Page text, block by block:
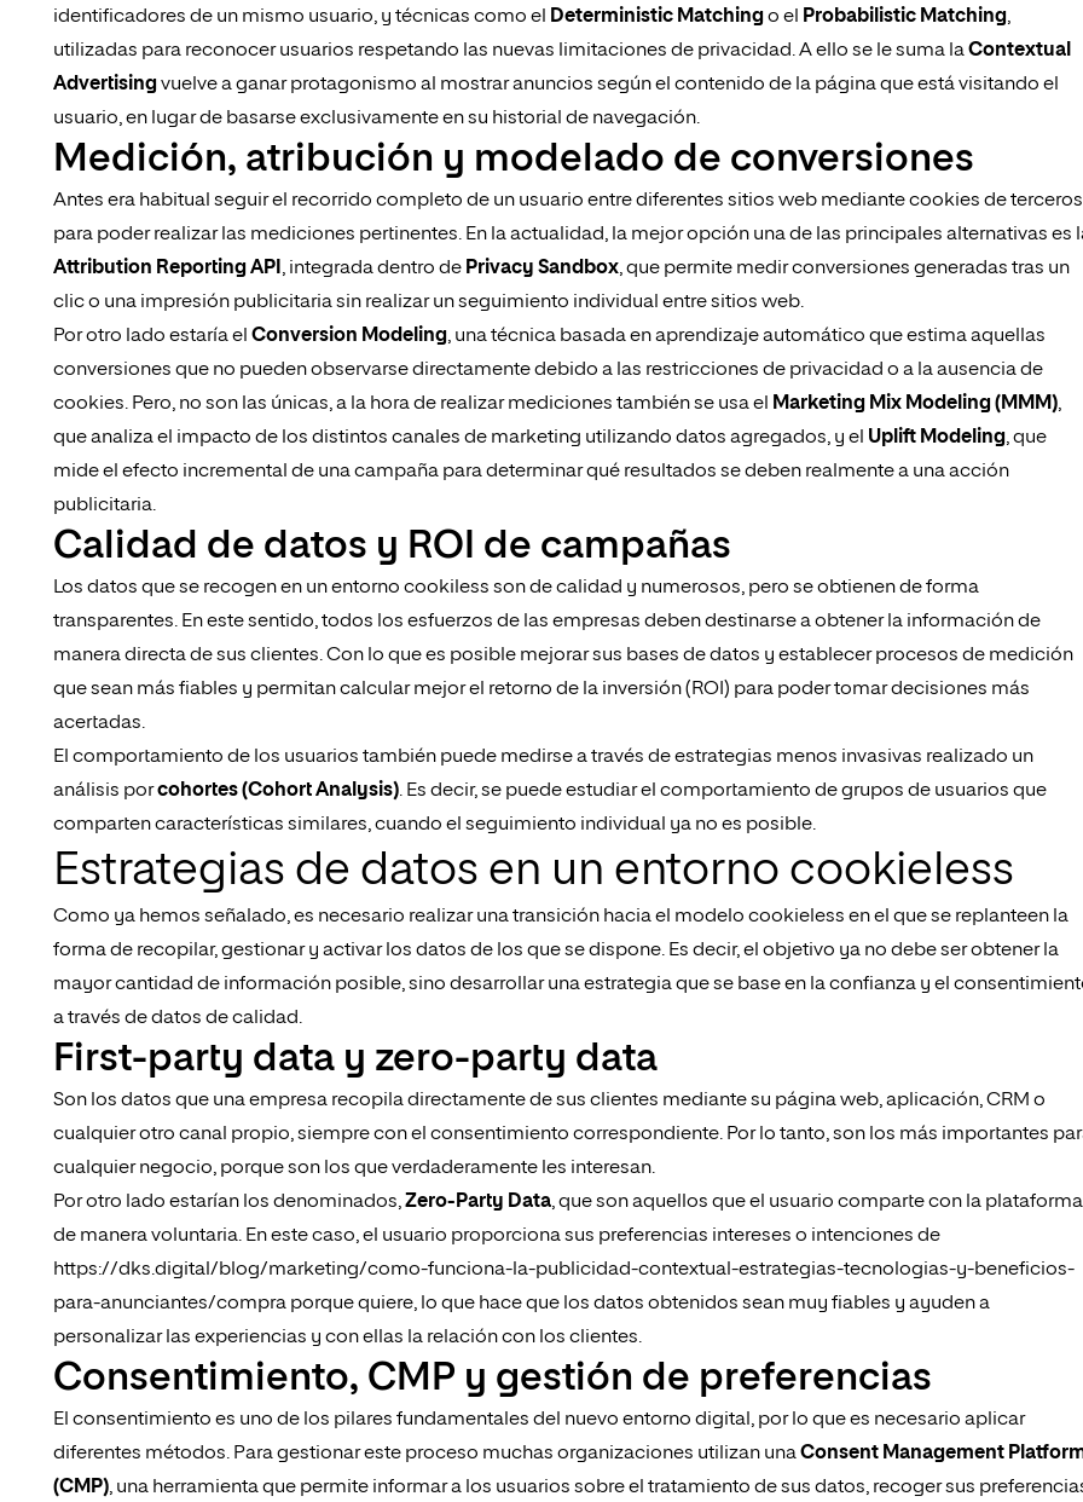
identificadores de un mismo usuario, y técnicas como el
Deterministic Matchingo el Probabilistic Matching,
utilizadas para reconocer usuarios respetando las nuevas limitaciones de privacidad. A ello se le suma laContextual
Advertisingvuelve a ganar protagonismo al mostrar anuncios según el contenido de la página que está visitando el
usuario, en lugar de basarse exclusivamente en su historial de navegación.
Medición, atribución y modelado de conversiones
Antes era habitual seguir el recorrido completo de un usuario entre diferentes sitios web mediante cookies de terceros
para poder realizar las mediciones pertinentes. En la actualidad, la mejor opción una de las principales alternativas es
Attribution Reporting API , integrada dentro de Privacy Sandbox, que permite medir conversiones generadas tras un
clic o una impresión publicitaria sin realizar un seguimiento individual entre sitios web.
Por otro lado estaría el Conversion Modeling, una técnica basada en aprendizaje automático que estima aquellas
conversiones que no pueden observarse directamente debido a las restricciones de privacidad o a la ausencia de
cookies. Pero, no son las únicas, a la hora de realizar mediciones también se usa el
Marketing Mix Modeling (MMM),
que analiza el impacto de los distintos canales de marketing utilizando datos agregados, y el Uplift Modeling, que
mide el efecto incremental de una campaña para determinar qué resultados se deben realmente a una acción
publicitaria.
Calidad de datos y ROI de campañas
Los datos que se recogen en un entorno cookiless son de calidad y numerosos, pero se obtienen de forma
transparentes. En este sentido, todos los esfuerzos de las empresas deben destinarse a obtener la información de
manera directa de sus clientes. Con lo que es posible mejorar sus bases de datos y establecer procesos de medición
que sean más fiables y permitan calcular mejor el retorno de la inversión (ROI) para poder tomar decisiones más
acertadas.
El comportamiento de los usuarios también puede medirse a través de estrategias menos invasivas realizado un
análisis porcohortes (Cohort Analysis). Es decir, se puede estudiar el comportamiento de grupos de usuarios que
comparten características similares, cuando el seguimiento individual ya no es posible.
Estrategias de datos en un entorno cookieless
Como ya hemos señalado, es necesario realizar una transición hacia el modelo cookieless en el que se replanteen la
forma de recopilar, gestionar y activar los datos de los que se dispone. Es decir, el objetivo ya no debe ser obtener la
mayor cantidad de información posible, sino desarrollar una estrategia que se base en la confianza y el
a través de datos de calidad.
First-party data y zero-party data
Son los datos que una empresa recopila directamente de sus clientes mediante su página web, aplicación, CRM o
cualquier otro canal propio, siempre con el consentimiento correspondiente. Por lo tanto, son los más importantes
cualquier negocio, porque son los que verdaderamente les interesan.
Por otro lado estarían los denominados,Zero-Party Data, que son aquellos que el usuario comparte con la plataforma
de manera voluntaria. En este caso, el usuario proporciona sus preferencias intereses o intenciones de
https://dks.digital/blog/marketing/como-funciona-la-publicidad-contextual-estrategias-tecnologias-y-beneficios-
para-anunciantes/compra porque quiere, lo que hace que los datos obtenidos sean muy fiables y ayuden a
personalizar las experiencias y con ellas la relación con los clientes.
Consentimiento, CMP y gestión de preferencias
El consentimiento es uno de los pilares fundamentales del nuevo entorno digital, por lo que es necesario aplicar
diferentes métodos. Para gestionar este proceso muchas organizaciones utilizan unaConsent Management
(CMP), una herramienta que permite informar a los usuarios sobre el tratamiento de sus datos, recoger sus